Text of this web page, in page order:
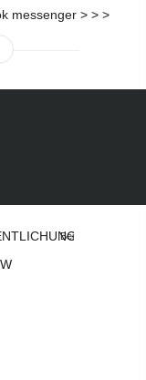
messenger > > >
Bei